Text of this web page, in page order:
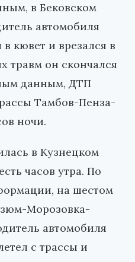
в Бековском
автомобиля
кювет и врезался в
травм он скончался
данным, ДТП
Тамбов-Пенза-
ночи.
в Кузнецком
часов утра. По
на шестом
Морозовка-
автомобиля
с трассы и